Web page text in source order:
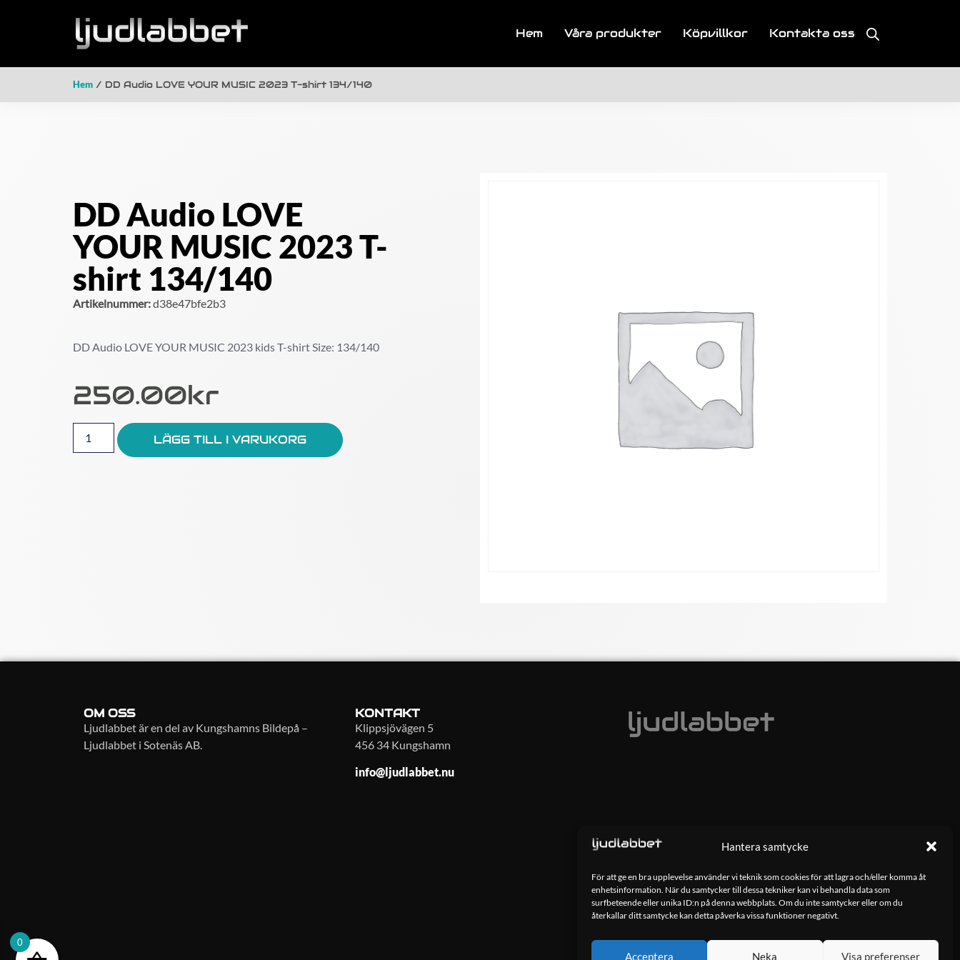
Hantera samtycke
För att ge en bra upplevelse använder vi teknik som cookies för att lagra och/eller komma åt
enhetsinformation. När du samtycker till dessa tekniker kan vi behandla data som
surfbeteende eller unika ID:n på denna webbplats. Om du inte samtycker eller om du
återkallar ditt samtycke kan detta påverka vissa funktioner negativt.
Acceptera Neka Visa preferenser
Hem Våra produkter Köpvillkor Kontakta oss
Hem / DD Audio LOVE YOUR MUSIC 2023 T-shirt 134/140
DD Audio LOVE
YOUR MUSIC 2023 T-
shirt 134/140
Artikelnummer:d38e47bfe2b3
DD Audio LOVE YOUR MUSIC 2023 kids T-shirt Size: 134/140
250.00Kr
LÄGG TILL I VARUKORG
OM OSS
Ljudlabbet är en del av Kungshamns Bildepå –
Ljudlabbet i Sotenäs AB.
KONTAKT
Klippsjövägen 5
456 34 Kungshamn
info@ljudlabbet.nu
0